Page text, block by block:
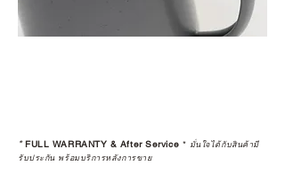
*FULL WARRANTY & After Service * มั่นใจได้กับสินค้ามี
รับประกัน พร้อมบริการหลังการขาย